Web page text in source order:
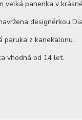
velká panenka v
designérkou
paruka z kanekalonu.
vhodná od 14 let.